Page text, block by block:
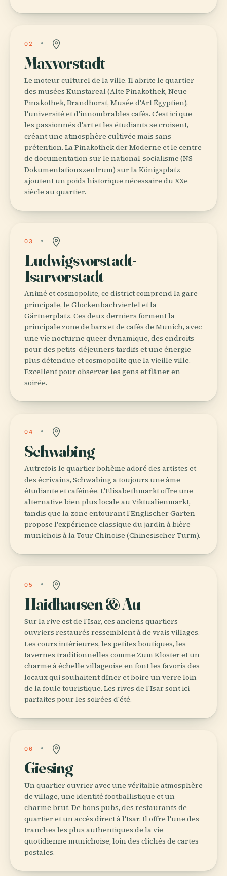
02
Maxvorstadt
Le moteur culturel de la ville. Il abrite le quartier
des musées Kunstareal (Alte Pinakothek, Neue
Pinakothek, Brandhorst, Musée d'Art Égyptien),
l'université et d'innombrables cafés. C'est ici que
les passionnés d'art et les étudiants se croisent,
créant une atmosphère cultivée mais sans
prétention. La Pinakothek der Moderne et le centre
de documentation sur le national-socialisme (NS-
Dokumentationszentrum) sur la Königsplatz
ajoutent un poids historique nécessaire du XXe
siècle au quartier.
03
Ludwigsvorstadt-
Isarvorstadt
Animé et cosmopolite, ce district comprend la gare
principale, le Glockenbachviertel et la
Gärtnerplatz. Ces deux derniers forment la
principale zone de bars et de cafés de Munich, avec
une vie nocturne queer dynamique, des endroits
pour des petits-déjeuners tardifs et une énergie
plus détendue et cosmopolite que la vieille ville.
Excellent pour observer les gens et flâner en
soirée.
04
Schwabing
Autrefois le quartier bohème adoré des artistes et
des écrivains, Schwabing a toujours une âme
étudiante et caféinée. L'Elisabethmarkt offre une
alternative bien plus locale au Viktualienmarkt,
tandis que la zone entourant l'Englischer Garten
propose l'expérience classique du jardin à bière
munichois à la Tour Chinoise (Chinesischer Turm).
05
Haidhausen & Au
Sur la rive est de l'Isar, ces anciens quartiers
ouvriers restaurés ressemblent à de vrais villages.
Les cours intérieures, les petites boutiques, les
tavernes traditionnelles comme Zum Kloster et un
charme à échelle villageoise en font les favoris des
locaux qui souhaitent dîner et boire un verre loin
de la foule touristique. Les rives de l'Isar sont ici
parfaites pour les soirées d'été.
06
Giesing
Un quartier ouvrier avec une véritable atmosphère
de village, une identité footballistique et un
charme brut. De bons pubs, des restaurants de
quartier et un accès direct à l'Isar. Il offre l'une des
tranches les plus authentiques de la vie
quotidienne munichoise, loin des clichés de cartes
postales.